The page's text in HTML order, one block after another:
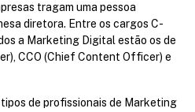
tragam uma pessoa
diretora. Entre os cargos C-
a Marketing Digital estão os de
CCO (Chief Content Officer) e
de profissionais de Marketing